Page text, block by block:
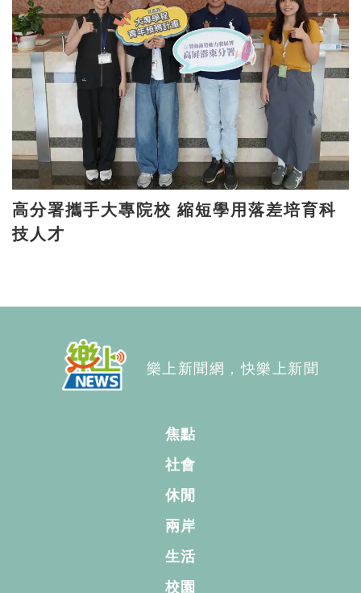
高分署攜手大專院校 縮短學用落差培育科
技人才
樂上新聞網，快樂上新聞
焦點
社會
休閒
兩岸
生活
校園